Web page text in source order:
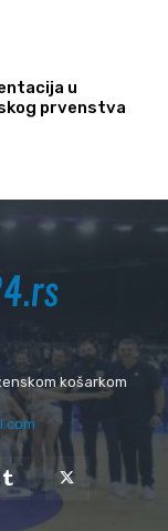
u
prvenstva
košarkom